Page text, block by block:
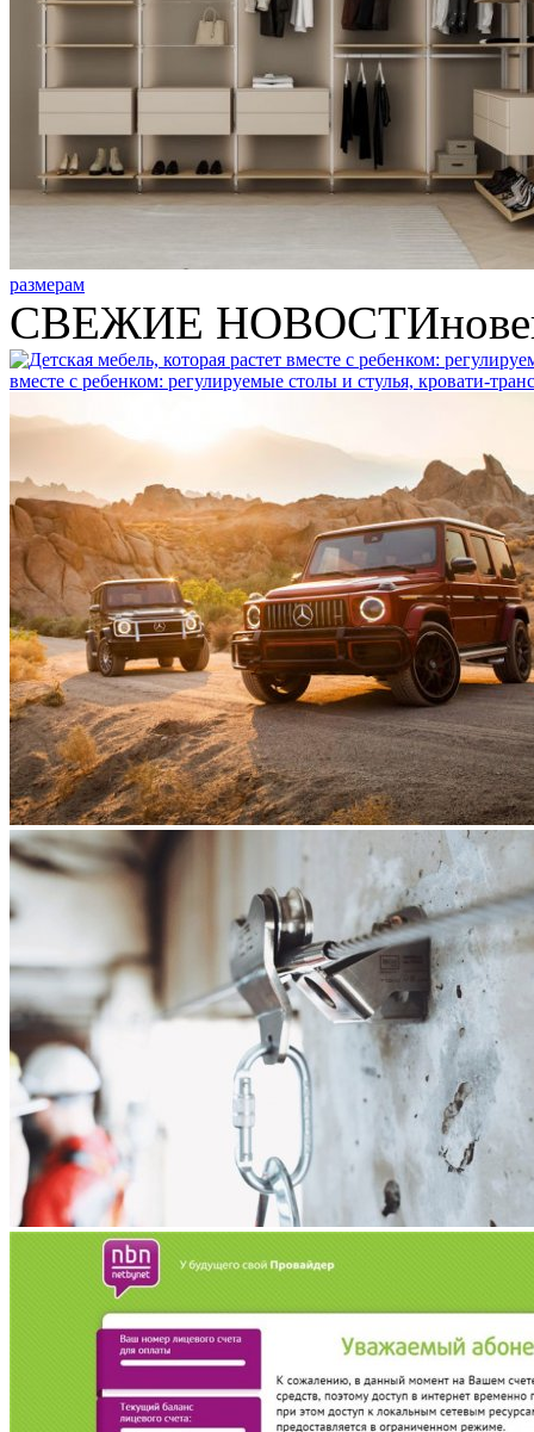
размерам
СВЕЖИЕ НОВОСТИ
вместе с ребенком: регулируемые столы и стулья, кровати-